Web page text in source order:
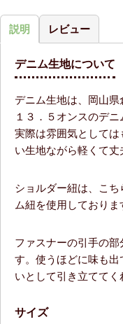
説明 レビュー
デニム生地について
デニム生地は、岡山
１３．５オンスのデニ
実際は雰囲気として
い生地ながら軽くて丈
ショルダー紐は、こ
ム紐を使用しておりま
ファスナーの引手の
す。使うほどに味も
いとして引き立ててく
サイズ